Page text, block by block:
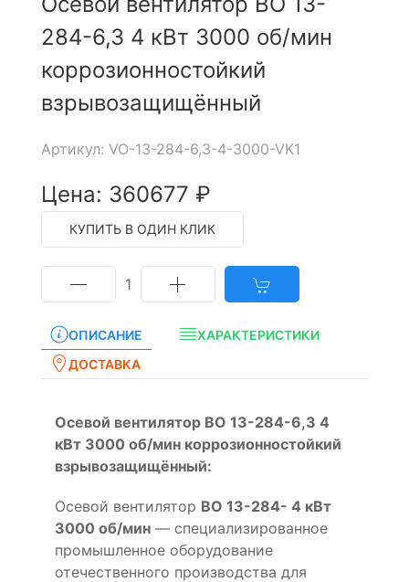
284-6,3 4 кВт 3000 об/мин
коррозионностойкий
взрывозащищённый
Артикул: VO-13-284-6,3-4-3000-VK1
Цена: 360677 ₽
КУПИТЬ В ОДИН КЛИК
1
ОПИСАНИЕ
ХАРАКТЕРИСТИКИ
ДОСТАВКА
Осевой вентилятор ВО 13-284-6,3 4
кВт 3000 об/мин коррозионностойкий
взрывозащищённый:
Осевой вентилятор ВО 13-284- 4 кВт
3000 об/мин — специализированное
промышленное оборудование
отечественного производства для